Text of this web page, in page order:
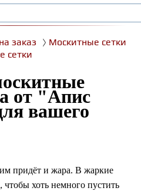
заказ
Москитные сетки
сетки
от "Апис
вашего
придёт и жара. В жаркие
хоть немного пустить